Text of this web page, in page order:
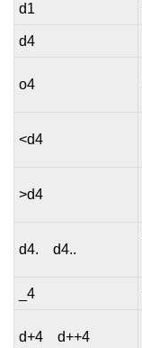
d1
d4
o4
<d4
>d4
d4. d4..
_4
d+4 d++4